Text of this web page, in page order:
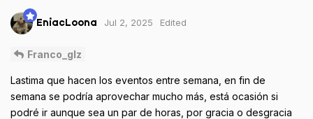
EniacLoona Jul 2, 2025 Edited
Franco_glz
Lastima que hacen los eventos entre semana, en fin de
semana se podría aprovechar mucho más, está ocasión si
podré ir aunque sea un par de horas, por gracia o desgracia